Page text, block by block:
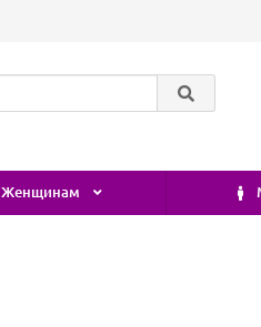
Женщинам